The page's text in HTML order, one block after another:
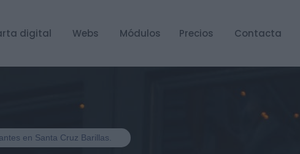
digital Webs Módulos Precios Contacta
en Santa Cruz Barillas.